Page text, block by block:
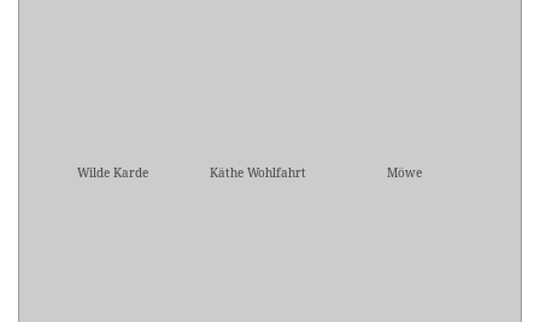
Wilde Karde Käthe Wohlfahrt Möwe